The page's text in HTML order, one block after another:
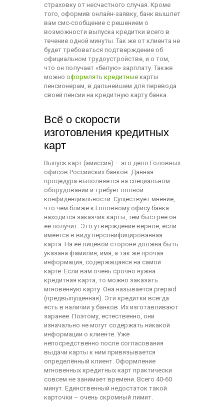
страховку от несчастного случая. Кроме
того, оформив онлайн-заявку, банк вышлет
вам смс-сообщение с решением о
возможности выпуска кредитки всего в
течение одной минуты. Так же от клиента не
будет требоваться подтверждение об
официальном трудоустройстве, и о том,
что он получает «белую» зарплату. Также
можно оформлять кредитныекарты
пенсионерам, в дальнейшем для перевода
своей пенсии на кредитную карту банка.
Всё о скорости
изготовления кредитных
карт
Выпуск карт (эмиссия) – это дело Головных
офисов Российских банков. Данная
процедура выполняется на специальном
оборудовании и требует полной
конфиденциальности. Существует мнение,
что чем ближе к Головному офису банка
находится заказчик карты, тем быстрее он
её получит. Это утверждение верное, если
имеется в виду персонифицированная
карта. На её лицевой стороне должна быть
указана фамилия, имя, а так же прочая
информация, содержащаяся на самой
карте. Если вам очень срочно нужна
кредитная карта, то можно заказать
мгновенную карту. Она называется prepaid
(предвыпущенная). Эти кредитки всегда
есть в наличии у банков. Их изготавливают
заранее. Поэтому, естественно, они
изначально не могут содержать никакой
информации о клиенте. Уже
непосредственно после согласования
выдачи карты к ним привязывается
определённый клиент. Оформление
мгновенных кредитных карт практически
совсем не занимает времени. Всего 40-60
минут. Единственный недостаток такой
карточки – очень скромный лимит.